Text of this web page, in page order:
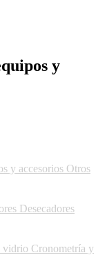
y
y accesorios Otros
Desecadores
vidrio Cronometría y